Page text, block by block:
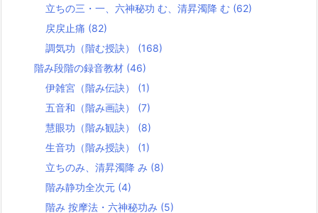
立ちの三・一、六神秘功 む、清昇濁降 む (62)
戻戻止痛 (82)
調気功（階む授訣） (168)
階み段階の録音教材 (46)
伊雑宮（階み伝訣） (1)
五音和（階み画訣） (7)
慧眼功（階み観訣） (8)
生音功（階み授訣） (1)
立ちのみ、清昇濁降 み (8)
階み静功全次元 (4)
階み 按摩法・六神秘功み (5)